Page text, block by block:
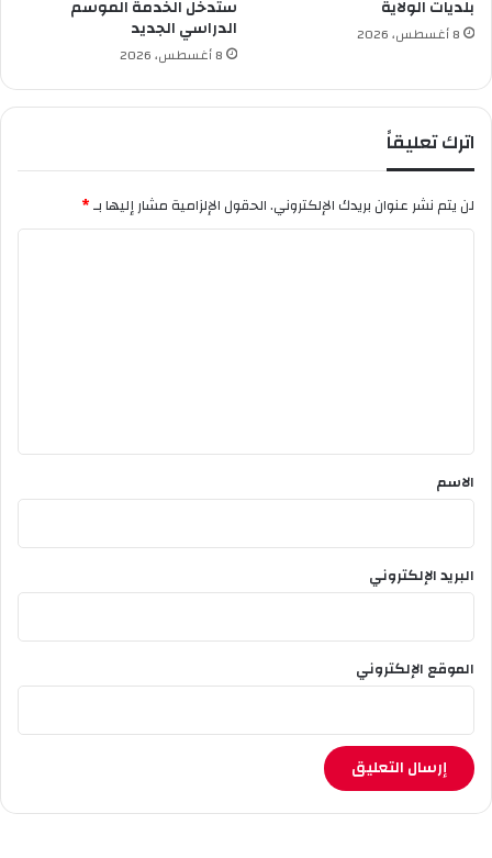
ع
ل
ي
د
ا
ن
ي
ر
ا
ت
بلديات الولاية
8 أغسطس، 2026
ستدخل الخدمة الموسم
الدراسي الجديد
8 أغسطس، 2026
اترك تعليقاً
لن يتم نشر عنوان بريدك الإلكتروني.الحقول الإلزامية مشار إليها بـ*
*
الاسم
البريد الإلكتروني
الموقع الإلكتروني